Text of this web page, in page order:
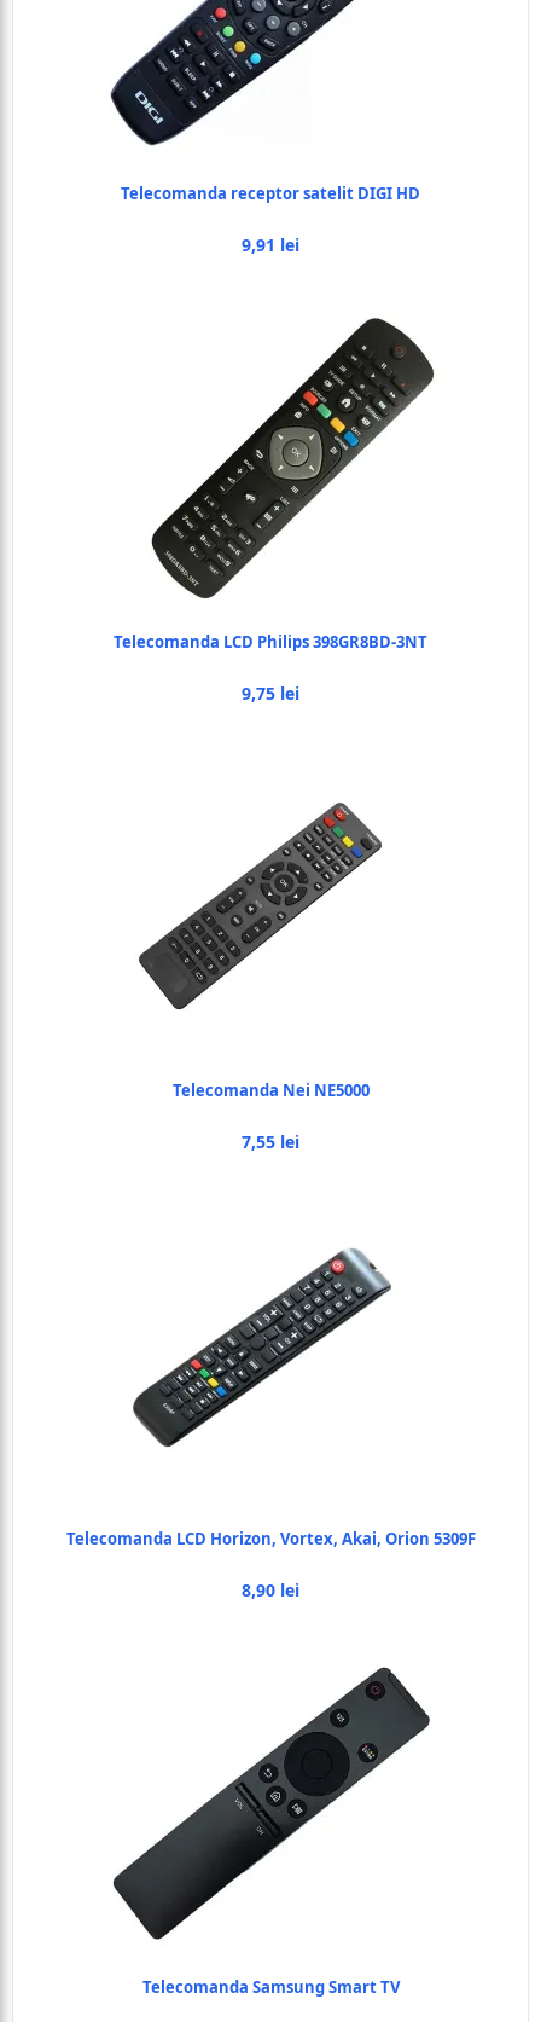
Telecomanda receptor satelit DIGI HD
9,91 lei
Telecomanda LCD Philips 398GR8BD-3NT
9,75 lei
Telecomanda Nei NE5000
7,55 lei
Telecomanda LCD Horizon, Vortex, Akai, Orion 5309F
8,90 lei
Telecomanda Samsung Smart TV